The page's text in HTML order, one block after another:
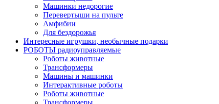
Машинки недорогие
Перевертыши на пульте
Амфибии
Для бездорожья
Интересные игрушки, необычные подарки
РОБОТЫ радиоуправляемые
Роботы животные
Трансформеры
Машины и машинки
Интерактивные роботы
Роботы животные
Трансформеры